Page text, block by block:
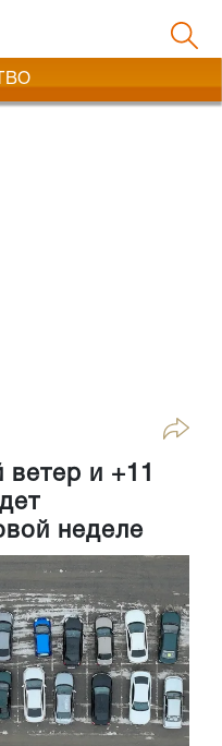
и +11
неделе